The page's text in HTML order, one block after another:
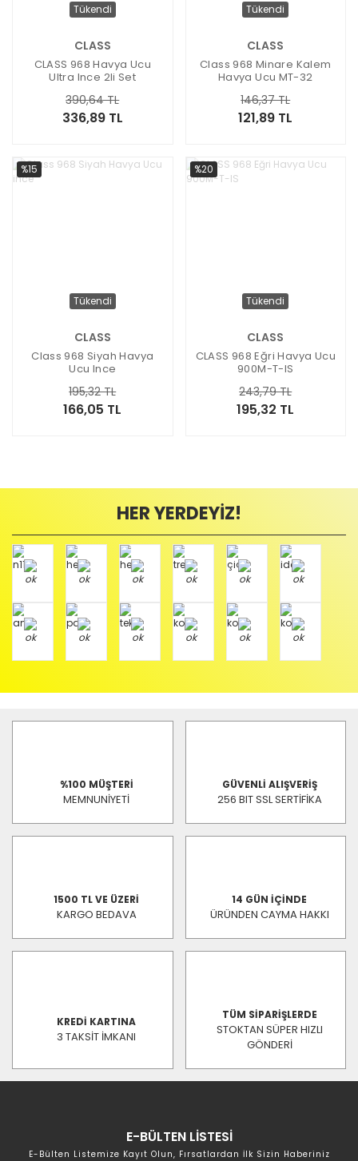
Tükendi
CLASS
CLASS 968 Havya Ucu
Ultra Ince 2li Set
336,89 TL
390,64 TL
Tükendi
CLASS
Class 968 Minare Kalem
Havya Ucu MT-32
121,89 TL
146,37 TL
%15
Tükendi
CLASS
Class 968 Siyah Havya
Ucu Ince
166,05 TL
195,32 TL
%20
Tükendi
CLASS
CLASS 968 Eğri Havya Ucu
900M-T-IS
195,32 TL
243,79 TL
HER YERDEYİZ!
%100 MÜŞTERİ
MEMNUNİYETİ
GÜVENLİ ALIŞVERİŞ
256 BIT SSL SERTİFİKA
1500 TL VE ÜZERİ
KARGO BEDAVA
14 GÜN İÇİNDE
ÜRÜNDEN CAYMA HAKKI
KREDİ KARTINA
3 TAKSİT İMKANI
TÜM SİPARİŞLERDE
STOKTAN SÜPER HIZLI
GÖNDERİ
E-BÜLTEN LİSTESİ
E-Bülten Listemize Kayıt Olun, Fırsatlardan İlk Sizin Haberiniz